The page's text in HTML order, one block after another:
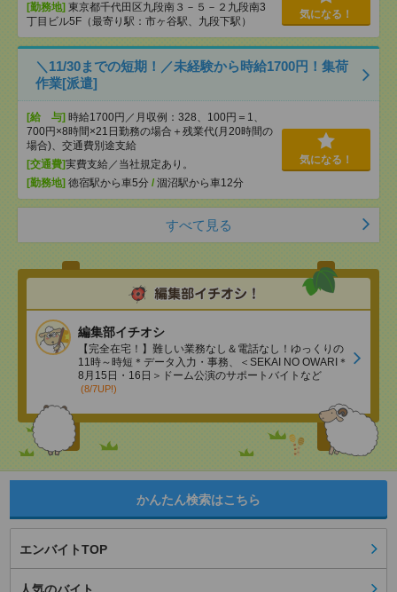
[勤務地] 東京都千代田区九段南３－５－２九段南3
丁目ビル5F（最寄り駅：市ヶ谷駅、九段下駅）
気になる！
＼11/30までの短期！／未経験から時給1700円！集荷
作業[派遣]
[給 与] 時給1700円／月収例：328、100円＝1、
700円×8時間×21日勤務の場合＋残業代(月20時間の
場合)、交通費別途支給
[交通費]実費支給／当社規定あり。
[勤務地] 徳宿駅から車5分 / 涸沼駅から車12分
気になる！
すべて見る
編集部イチオシ
【完全在宅！】難しい業務なし＆電話なし！ゆっくりの
11時～時短＊データ入力・事務、＜SEKAI NO OWARI＊
8月15日・16日＞ドーム公演のサポートバイトなど
(8/7UP!)
かんたん検索はこちら
エンバイトTOP